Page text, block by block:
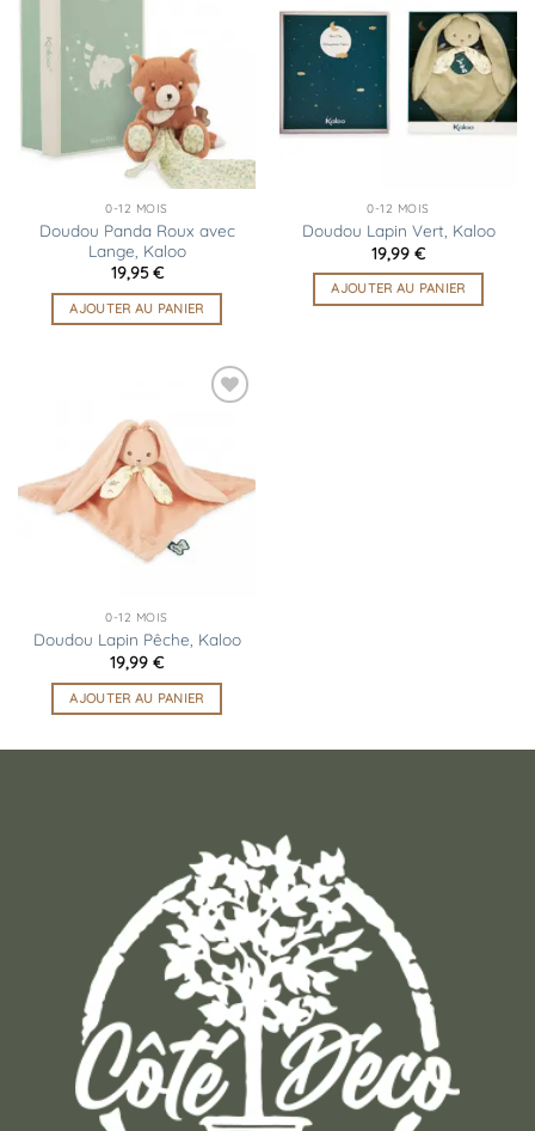
d’envies
0-12 MOIS
Doudou Panda Roux avec
Lange, Kaloo
19,95€
AJOUTER AU PANIER
Ajouter
à la
liste
d’envies
0-12 MOIS
Doudou Lapin Vert, Kaloo
19,99 €
AJOUTER AU PANIER
d’envies
0-12 MOIS
Doudou Lapin Pêche, Kaloo
19,99 €
AJOUTER AU PANIER